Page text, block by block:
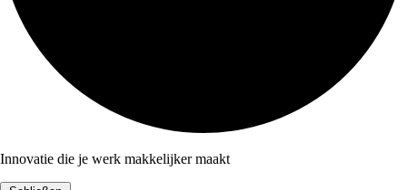
Innovatie die je werk makkelijker maakt